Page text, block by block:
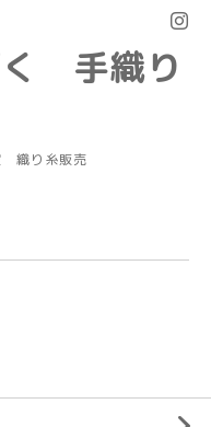
く 手織り
織り糸販売